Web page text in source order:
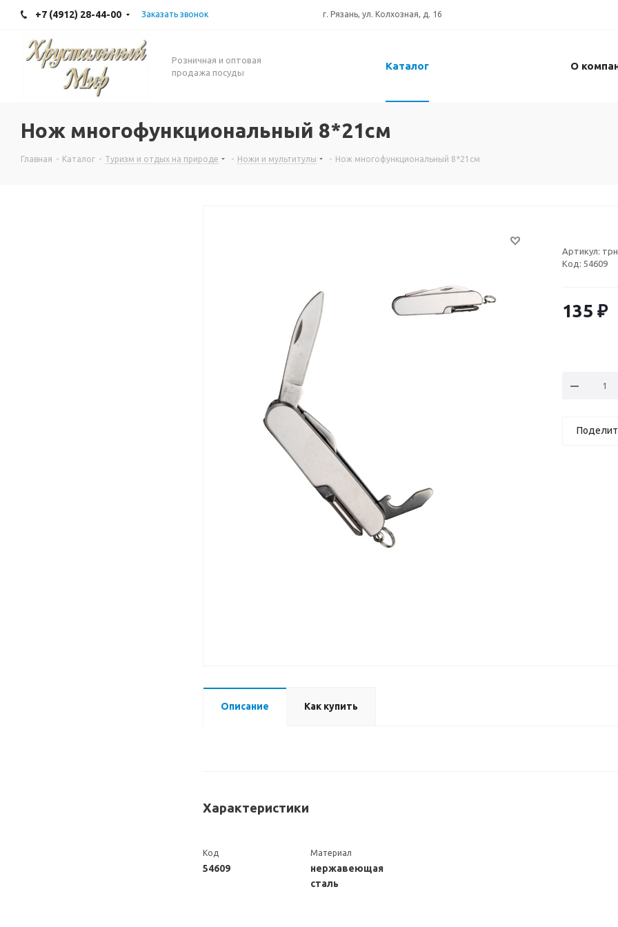
+7 (4912) 28-44-00 Заказать звонок г. Рязань, ул. Колхозная, д. 16
Розничная и оптовая
продажа посуды
Каталог О
Нож многофункциональный 8*21см
Главная - Каталог - Туризм и отдых на природе - Ножи и мультитулы - Нож многофункциональный 8*21см
Артикул:
Код: 54609
135 ₽
Описание Как купить
Характеристики
Код
54609
Материал
нержавеющая
сталь